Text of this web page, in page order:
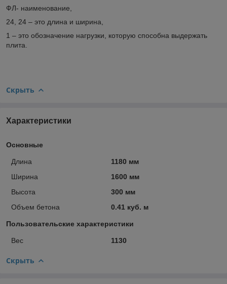
ФЛ- наименование,
24, 24 – это длина и ширина,
1 – это обозначение нагрузки, которую способна выдержать
плита.
Скрыть
Характеристики
Основные
Длина
1180 мм
Ширина
1600 мм
Высота
300 мм
Объем бетона
0.41 куб. м
Пользовательские характеристики
Вес 1130
Скрыть